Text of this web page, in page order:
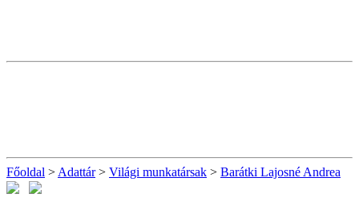
Főoldal > Adattár> Világi munkatársak > Barátki Lajosné Andrea